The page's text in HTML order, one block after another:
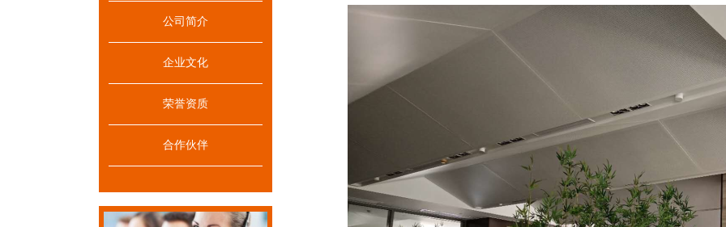
公司简介
企业文化
荣誉资质
合作伙伴